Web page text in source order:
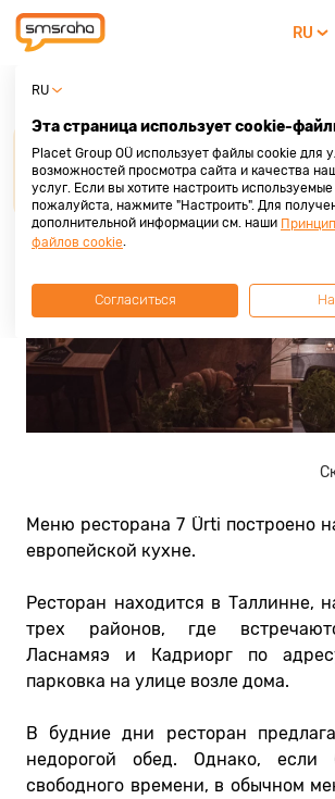
RU
Ресторан 7 Ürti
Для получения скидки от наших
просимпредоставить кредитную
Groupдо осуществления покупки
Меню ресторана 7 Ürti построено
европейской кухне.
Ресторан находится в Таллинне,
трех районов, где
Ласнамяэ и Кадриорг по
парковка на улице возле дома.
В будние дни ресторан
недорогой обед. Однако, если
свободного времени, в обычном
RU
Эта страница использует cookie-
Placet Group OÜ использует файлы cookie для
возможностей просмотра сайта и качества
услуг. Если вы хотите настроить
пожалуйста, нажмите "Настроить". Для
дополнительной информации см. наши
файлов cookie
Согласиться